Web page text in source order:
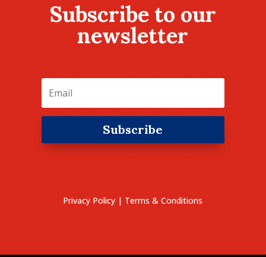
Subscribe to our
newsletter
Subscribe
Privacy Policy | Terms & Conditions